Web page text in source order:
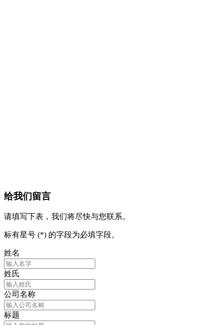
给我们留言
请填写下表，我们将尽快与您联系。
标有星号 (*) 的字段为必填字段。
姓名
姓氏
公司名称
标题